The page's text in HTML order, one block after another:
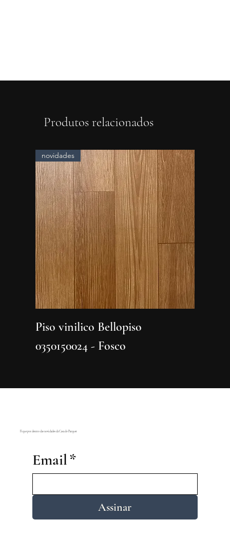
Produtos relacionados
novidades
Piso vinilico Bellopiso
0350150024 - Fosco
Email*
Assinar
Fique por dentro das novidades da Casa do Parquet